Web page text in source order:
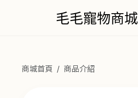
毛毛寵物商城
商城首頁 商品介紹